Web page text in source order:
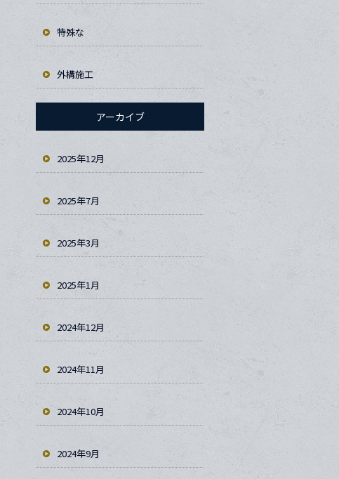
特殊な
外構施工
アーカイブ
2025年12月
2025年7月
2025年3月
2025年1月
2024年12月
2024年11月
2024年10月
2024年9月